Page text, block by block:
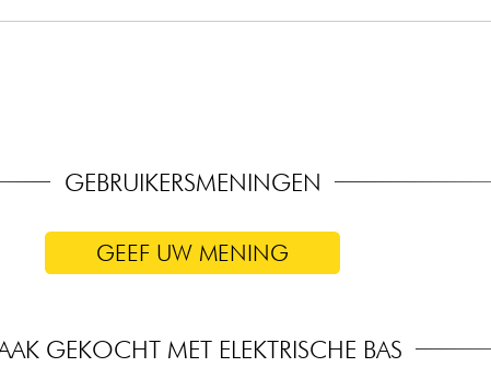
bypass schakelaar (passieve toonregeling op treble pot), 3-
GEBRUIKERSMENINGEN
GEEF UW MENING
GEKOCHT MET ELEKTRISCHE BAS